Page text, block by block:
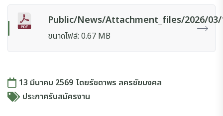
Public/news/attachment_files/2026/03/
ขนาดไฟล์: 0.67 MB
13 มีนาคม 2569 โดยรัชดาพร ลครชัยมงคล
ประกาศรับสมัครงาน